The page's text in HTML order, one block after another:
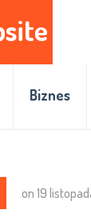
Biznes
on 19